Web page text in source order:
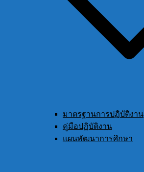
มาตรฐานการปฏิบัติงาน
คู่มือปฏิบัติงาน
แผนพัฒนาการศึกษา